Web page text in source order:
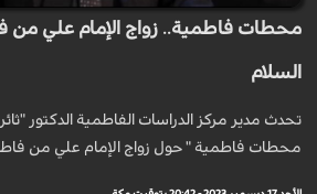
محطات فاطمية.. زواج الإمام علي من
السلام
تحدث مدير مركز الدراسات الفاطمية الدكتور
محطات فاطمية " حول زواج الإمام علي من